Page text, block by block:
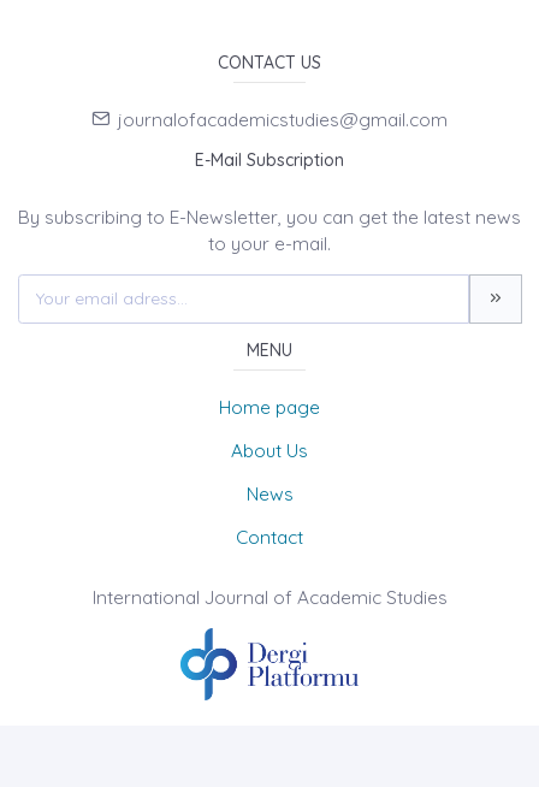
CONTACT US
journalofacademicstudies@gmail.com
E-Mail Subscription
By subscribing to E-Newsletter, you can get the latest news
to your e-mail.
MENU
Home page
About Us
News
Contact
International Journal of Academic Studies